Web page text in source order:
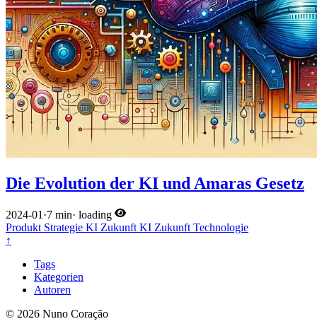
Die Evolution der KI und Amaras Gesetz
2024-01 ·7 min· loading
Produkt Strategie KI Zukunft KI Zukunft Technologie
↑
Tags
Kategorien
Autoren
© 2026 Nuno Coração